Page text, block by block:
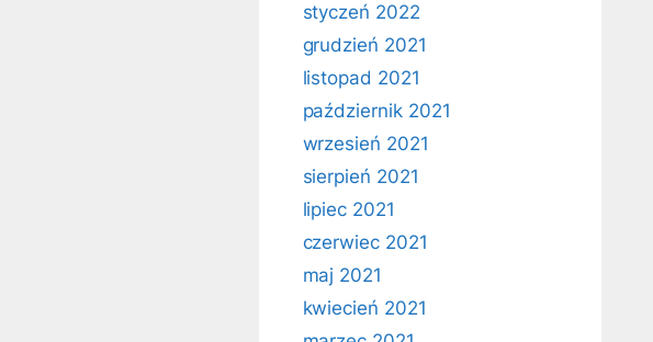
styczeń 2022
grudzień 2021
listopad 2021
październik 2021
wrzesień 2021
sierpień 2021
lipiec 2021
czerwiec 2021
maj 2021
kwiecień 2021